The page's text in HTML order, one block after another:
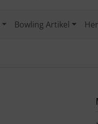
Bowling Artikel